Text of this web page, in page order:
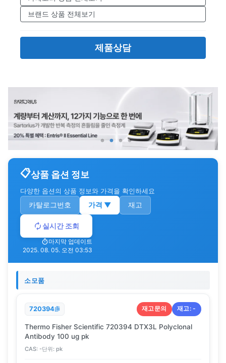
브랜드 상품 전체보기
제품상담
상품 옵션 정보
다양한 옵션의 상품 정보와 가격을 확인하세요
카탈로그번호 가격 ▼ 재고
실시간 조회
마지막 업데이트
2025. 08. 05. 오전 03:53
소모품
720394 재고문의 재고:-
Thermo Fisher Scientific 720394 DTX3L Polyclonal
Antibody 100 ug pk
CAS: -단위: pk